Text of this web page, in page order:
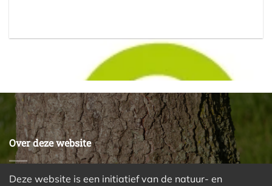
Over deze website
Deze website is een initiatief van de natuur- en